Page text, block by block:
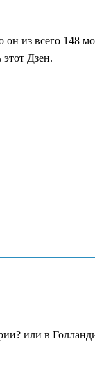
из всего 148
Дзен.
или в